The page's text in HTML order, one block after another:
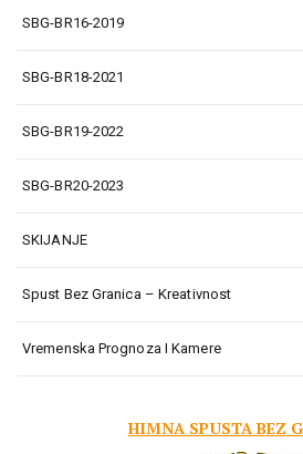
SBG-BR16-2019
SBG-BR18-2021
SBG-BR19-2022
SBG-BR20-2023
SKIJANJE
Spust Bez Granica – Kreativnost
Vremenska Prognoza I Kamere
HIMNA SPUSTA BEZ